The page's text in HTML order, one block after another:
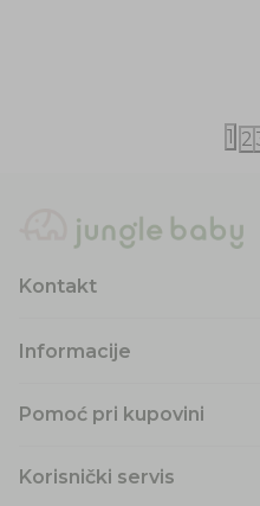
1 2
Kontakt
Informacije
Pomoć pri kupovini
Korisnički servis